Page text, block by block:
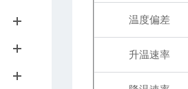
温度偏差
升温速率